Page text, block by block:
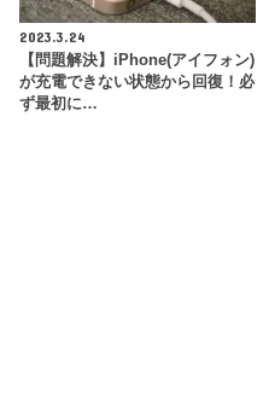
2023.3.24
【問題解決】iPhone(アイフォン)
が充電できない状態から回復！必
ず最初に…